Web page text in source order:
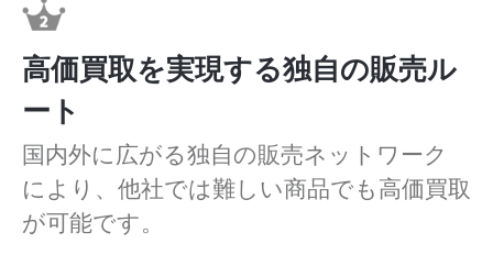
高価買取を実現する独自の販売ル
ート
国内外に広がる独自の販売ネットワーク
により、他社では難しい商品でも高価買取
が可能です。